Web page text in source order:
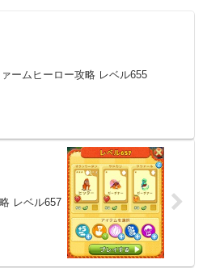
ームヒーロー攻略 レベル655
レベル657